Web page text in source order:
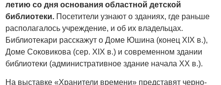
летию со дня основания областной детской
библиотеки.Посетители узнают о зданиях, где раньше
располагалось учреждение, и об их владельцах.
Библиотекари расскажут о Доме Юшина (конец XIX в.),
Доме Соковикова (сер. XIX в.) и современном здании
библиотеки (административное здание начала XX в.).
На выставке «Хранители времени» представят черно-